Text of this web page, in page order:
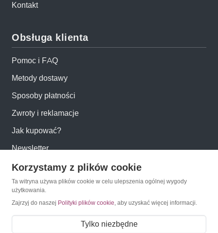
Kontakt
Obsługa klienta
Pomoc i FAQ
Metody dostawy
Sposoby płatności
Zwroty i reklamacje
Jak kupować?
Newsletter
Konto
Moje konto
Korzystamy z plików cookie
Ta witryna używa plików cookie w celu ulepszenia ogólnej wygody
użytkowania.
Zajrzyj do naszej Polityki plików cookie, aby uzyskać więcej informacji.
Tylko niezbędne